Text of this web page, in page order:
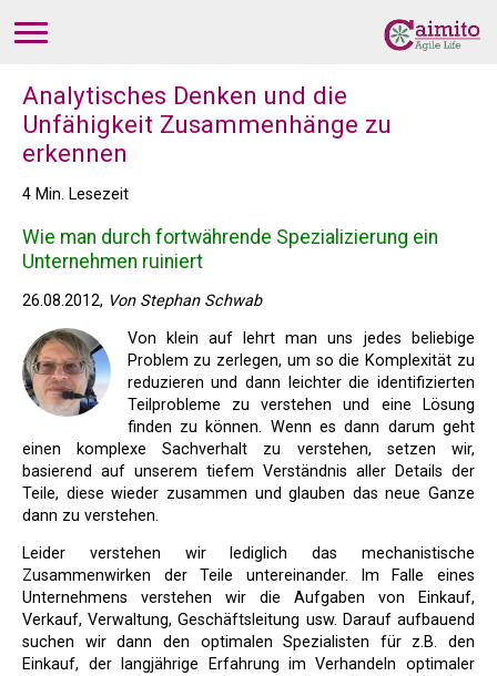
Analytisches Denken und die
Unfähigkeit Zusammenhänge zu
erkennen
4 Min. Lesezeit
Wie man durch fortwährende Spezializierung ein
Unternehmen ruiniert
26.08.2012, Von Stephan Schwab
Von klein auf lehrt man uns jedes beliebige
Problem zu zerlegen, um so die Komplexität zu
reduzieren und dann leichter die identifizierten
Teilprobleme zu verstehen und eine Lösung
finden zu können. Wenn es dann darum geht
einen komplexe Sachverhalt zu verstehen, setzen wir,
basierend auf unserem tiefem Verständnis aller Details der
Teile, diese wieder zusammen und glauben das neue Ganze
dann zu verstehen.
Leider verstehen wir lediglich das mechanistische
Zusammenwirken der Teile untereinander. Im Falle eines
Unternehmens verstehen wir die Aufgaben von Einkauf,
Verkauf, Verwaltung, Geschäftsleitung usw. Darauf aufbauend
suchen wir dann den optimalen Spezialisten für z.B. den
Einkauf, der langjährige Erfahrung im Verhandeln optimaler